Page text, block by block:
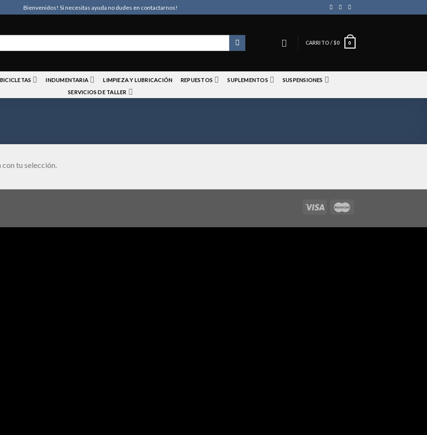
Bienvenidos! Si necesitas ayuda no dudes en contactarnos!
CARRITO / $0 0
BICICLETAS INDUMENTARIA LIMPIEZA Y LUBRICACIÓN REPUESTOS SUPLEMENTOS
SUSPENSIONES
SERVICIOS DE TALLER
tu selección.